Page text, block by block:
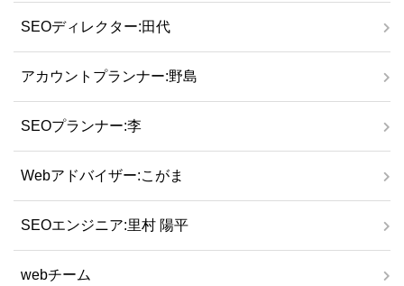
SEOディレクター:田代
アカウントプランナー:野島
SEOプランナー:李
Webアドバイザー:こがま
SEOエンジニア:里村 陽平
webチーム